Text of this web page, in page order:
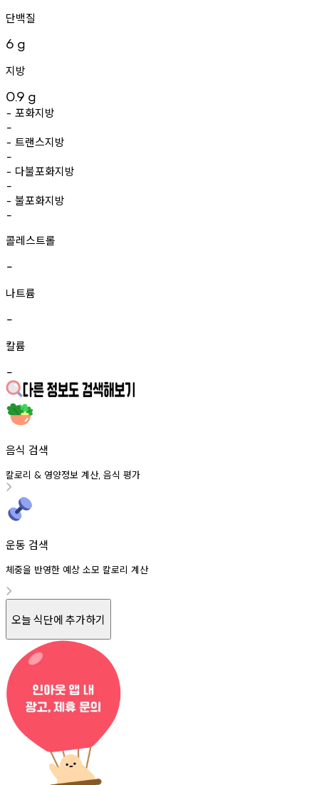
단백질
6 g
지방
0.9 g
- 포화지방
-
- 트랜스지방
-
- 다불포화지방
-
- 불포화지방
-
콜레스트롤
-
나트륨
-
칼륨
-
음식 검색
칼로리 & 영양정보 계산, 음식 평가
운동 검색
체중을 반영한 예상 소모 칼로리 계산
오늘 식단에 추가하기